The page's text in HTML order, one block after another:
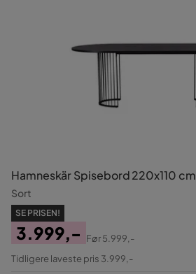
Hamneskär Spisebord 220x110 cm
Sort
SE PRISEN!
Pris
3.999,-
Original
Før5.999,-
Tidligere laveste pris 3.999,-